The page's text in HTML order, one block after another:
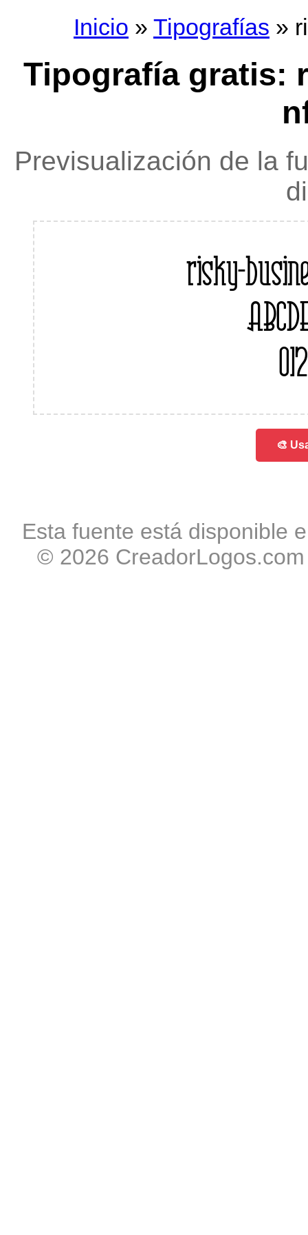
Inicio » Tipografías »
Tipografía gratis:
Previsualización de la
risky-
🎨
Esta fuente está disponible
© 2026